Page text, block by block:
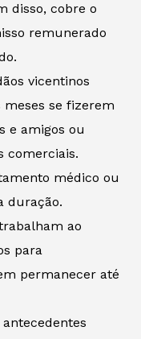
disso, cobre o
remunerado
vicentinos
se fizerem
e amigos ou
comerciais.
médico ou
duração.
ao
para
permanecer até